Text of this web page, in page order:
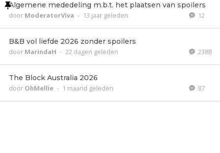
Algemene mededeling m.b.t. het plaatsen van spoilers
door ModeratorViva - 13 jaar geleden 12
B&B vol liefde 2026 zonder spoilers
door MarindaH - 22 dagen geleden 2388
The Block Australia 2026
door OhMellie - 1 maand geleden 87